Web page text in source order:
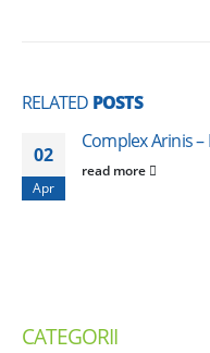
RELATED POSTS
02
Apr
Complex Arinis
read more
CATEGORII